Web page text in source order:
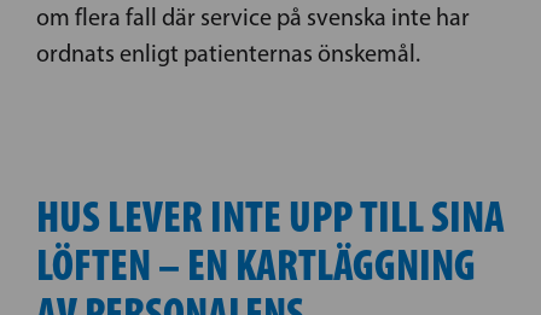
om flera fall där service på svenska inte har
ordnats enligt patienternas önskemål.
HUS LEVER INTE UPP TILL SINA
LÖFTEN – EN KARTLÄGGNING